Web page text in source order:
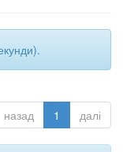
назад 1 далі